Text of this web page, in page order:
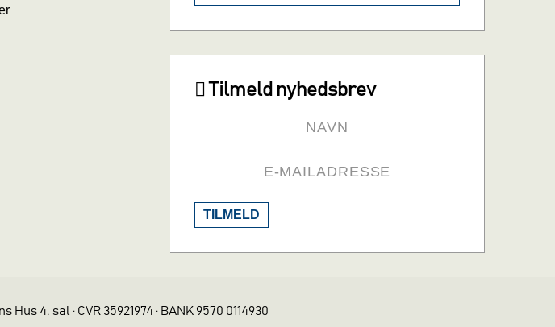
Tilmeld nyhedsbrev
TILMELD
Hus 4. sal · CVR 35921974 · BANK 9570 0114930